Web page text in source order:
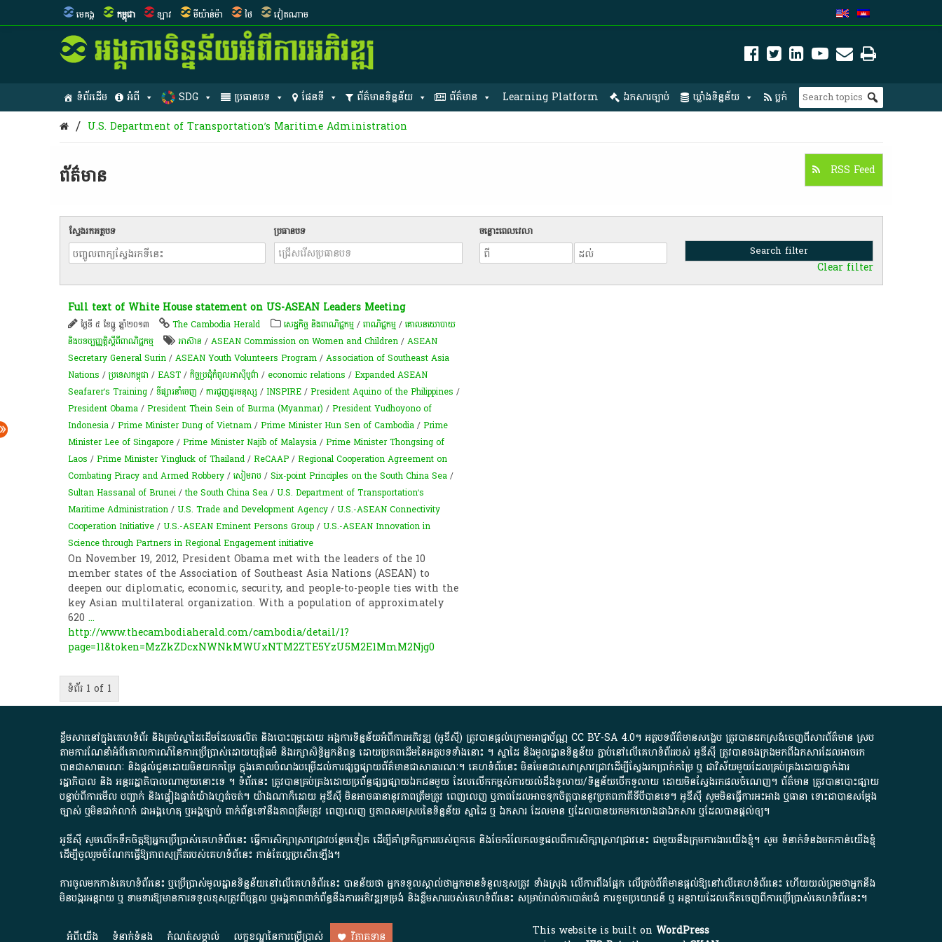
មេគង្គ កម្ពុជា ឡាវ មីយ៉ាន់ម៉ា ថៃ វៀតណាម
ទំព័រដើម អំពី SDG ប្រធានបទ ផែនទី ព័ត៌មានទិន្នន័យ ព័ត៌មាន Learning Platform ឯកសារច្បាប់ ឃ្លាំងទិន្នន័យ ប្លក់
/ U.S. Department of Transportation’s Maritime Administration
ព័ត៌មាន​ RSS Feed
ស្វែងរកអត្ថបទ ប្រធានបទ ចន្លោះពេលវេលា
Clear filter
Full text of White House statement on US-ASEAN Leaders Meeting
ថ្ងៃទី ៥ ខែធ្នូ ឆ្នាំ២០១៣ The Cambodia Herald សេដ្ឋកិច្ច និងពាណិជ្ជកម្ម/ពាណិជ្ជកម្ម/គោលនយោបាយ
និងបទប្បញ្ញត្តិស្តីពីពាណិជ្ជកម្ម
អាស៊ាន /ASEAN Commission on Women and Children/ASEAN
Secretary General Surin/ASEAN Youth Volunteers Program/Association of Southeast Asia
Nations /ប្រទេសកម្ពុជា /EAST/​កិច្ច​ប្រជុំ​កំពូល​អាស៊ីបូព៌ា / economic relations /Expanded ASEAN
Seafarer’s Training/ទីផ្សារ​នាំ​ចេញ /ការជួញដូរមនុស្ស/INSPIRE/President Aquino of the Philippines /
President Obama/President Thein Sein of Burma (Myanmar) /President Yudhoyono of
Indonesia/Prime Minister Dung of Vietnam/Prime Minister Hun Sen of Cambodia/Prime
Minister Lee of Singapore/Prime Minister Najib of Malaysia/Prime Minister Thongsing of
Laos /Prime Minister Yingluck of Thailand/ReCAAP/Regional Cooperation Agreement on
Combating Piracy and Armed Robbery/សៀមរាប/Six-point Principles on the South China Sea/
Sultan Hassanal of Brunei/the South China Sea/U.S. Department of Transportation’s
Maritime Administration/U.S. Trade and Development Agency/U.S.-ASEAN Connectivity
Cooperation Initiative/U.S.-ASEAN Eminent Persons Group/U.S.-ASEAN Innovation in
Science through Partners in Regional Engagement initiative
On November 19, 2012, President Obama met with the leaders of the 10
member states of the Association of Southeast Asia Nations (ASEAN) to
deepen our diplomatic, economic, security, and people-to-people ties with the
key Asian multilateral organization. With a population of approximately
620 ...
http://www.thecambodiaherald.com/cambodia/detail/1?
page=11&token=MzZkZDcxNWNkMWUxNTM2ZTE5YzU5M2E1MmM2Njg0
ទំព័រ 1 of 1
ខ្លឹមសារ​នៅ​ក្នុង​គេហទំព័រ និង​គ្រប់​ស្នា​ដៃ​ដើម​ដែល​ផលិត​ និង​បោះពុម្ព​ដោយ​ អង្គការ​ទិន្នន័យ​អំពី​ការអភិវឌ្ឍ​​ (អូ​ឌី​ស៊ី)​ ត្រូវ​បាន​ផ្តល់​ក្រោម​អាជ្ញាប័ណ្ណ​ CC BY-SA 4.0។​ អត្ថបទ​ព័ត៌មាន​សង្ខេប​ ត្រូវ​បាន​ដកស្រង់​ចេញពី​សារព័ត៌មាន ស្រប
តាមការ​ណែនាំ​អំពី​គោលការណ៍​នៃ​ការ​ប្រើប្រាស់​ដោយ​យុត្តិធម៌​ និង​រក្សាសិទ្ធិអ្នកនិពន្ធ ដោយ​ប្រភពដើម​នៃ​​អត្ថបទទាំង​នោះ​ ។​ ស្នាដៃ​ និង​មូលដ្ឋាន​ទិន្នន័យ ​ភ្ជាប់​នៅ​លើ​គេហទំព័រ​របស់​ អូ​ឌី​ស៊ី​ ត្រូវ​បាន​ចងក្រង​មក​ពី​ឯកសារ​ដែល​អាច​រក​
បានជា​សាធារណៈ​ និង​ផ្តល់​ជូន​ដោយ​មិន​យក​កម្រៃ​ ក្នុង​គោលបំណង​បម្រើ​ដល់ការ​ផ្សព្វផ្សាយ​ព័ត៌មាន​ជា​សាធារណៈ​។​ គេហទំព័រ​នេះ​ មិនមែន​ជា​សេវា​ស្រាវជ្រាវ​ដើម្បី​ស្វែងរកប្រាក់​កម្រៃ​ ឬ​ ជា​វិស័យ​មួយ​ដែល​គ្រប់គ្រង​ដោយ​ភ្នាក់ងារ​
រដ្ឋាភិបាល​ និង ​អន្តររដ្ឋាភិបាល​ណាមួយ​នោះ​ទេ ​។​ ទំព័រ​នេះ​ ត្រូវ​បាន​គ្រប់គ្រង​ដោយ​ប្រព័ន្ធ​ផ្សព្វផ្សាយ​ឯកជន​មួយ​ ដែល​លើកកម្ពស់​ការ​យល់​ដឹង​ទូលាយ​/​ទិន្នន័យ​បើក​ទូលាយ​ ដោយ​មិនស្វែង​រក​ផល​ចំណេញ​។​ ព័ត៌មាន​ ត្រូវ​បាន​បោះផ្សាយ​
បន្ទាប់​ពី​ការ​មើល​ បញ្ជាក់​ និង​ផ្ទៀងផ្ទាត់​យ៉ាង​ហ្មត់ចត់​។​ យ៉ាងណា​ក៏​ដោយ​ អូ​ឌី​ស៊ី​ មិន​អាច​ធានា​នូវ​ភាព​ត្រឹមត្រូវ​ ពេញលេញ​ ឬ​ភាព​ដែល​អាច​ទុកចិត្ត​បាននូវ​ប្រភព​ភាគី​ទី​បី​បាន​ទេ​។​ អូ​ឌី​ស៊ី​ សូម​មិន​ធ្វើការ​អះអាង​ ឬ​ធានា​ ទោះជា​បាន​សម្តែង​
ច្បាស់​ ឬ​មិន​ជាក់លាក់​ ជា​អង្គហេតុ​ ឬ​អង្គច្បាប់​ ពាក់ព័ន្ធ​ទៅ​នឹង​ភាព​ត្រឹមត្រូវ​ ពេញលេញ​ ឬ​ភាព​សម​ស្រប​នៃ​ទិន្នន័យ​ ស្នាដៃ​ ឬ​ ឯកសារ​ ដែល​មាន​ ឬ​ដែល​បាន​យក​មក​យោង​ជា​ឯកសារ​ ឬ​ដែល​បាន​ផ្តល់​ឲ្យ​។
អូឌីស៊ី សូមលើកទឹកចិត្តឱ្យអ្នកប្រើប្រាស់គេហទំព័រនេះ ធ្វើការសិក្សាស្រាវជ្រាវបន្ថែមទៀត ដើម្បីគាំទ្រកិច្ចការ​របស់ពួកគេ និងចែករំលែកលទ្ធផលពីការសិក្សាស្រាវជ្រាវនេះ ជាមួយនឹងក្រុមការងារយើងខ្ញុំ។ សូម ទំនាក់ទំនងមកកាន់យើងខ្ញុំ
ដើម្បីចូលរួមចំណែកធ្វើឱ្យភាពសុក្រឹតរបស់គេហទំព័នេះ កាន់តែល្អប្រសើរឡើង។
ការចូលមកកាន់គេហទំព័រនេះ ឬប្រើប្រាស់មូលដ្ឋានទិន្នន័យនៅលើគេហទំព័រនេះ បានន័យថា អ្នកទទួលស្គាល់ថាអ្នកមានទំនួលខុសត្រូវ ទាំងស្រុង លើការពឹងផ្អែក លើគ្រប់ព័ត៌មានផ្តល់ឱ្យនៅលើគេហទំព័រនេះ ហើយយល់ព្រមថាអ្នកនឹង
មិនបង្ករអន្តរាយ ឬ ទាមទារ​ឱ្យមានការទទួលខុស​ត្រូវពីបុគ្គល ឬអង្គភាពពាក់ព័ន្ធនឹងការអភិវឌ្ឍទម្រង់ និងខ្លឹមសាររបស់គេហទំព័រនេះ សម្រាប់រាល់ការបាត់បង់ ការខូចប្រយោជន៍ ឬ អន្តរាយដែលកើតចេញពីការប្រើប្រាស់គេហទំព័រនេះ។
អំពី​យើង​ ទំនាក់ទំនង កំណត់សម្គាល់ លក្ខខណ្ឌនៃការប្រើប្រាស់ វិភាគទាន This website is built on WordPress